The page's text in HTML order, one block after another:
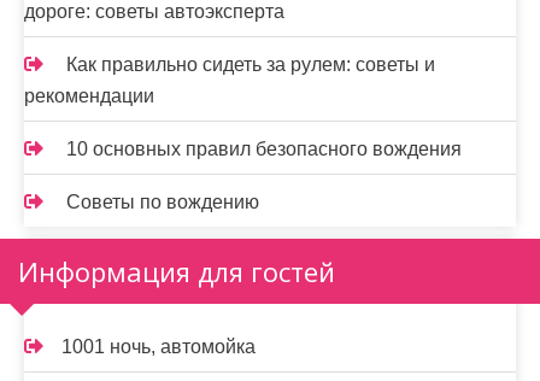
дороге: советы автоэксперта
Как правильно сидеть за рулем: советы и
рекомендации
10 основных правил безопасного вождения
Советы по вождению
Информация для гостей
1001 ночь, автомойка